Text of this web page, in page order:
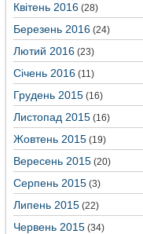
Квітень 2016 (28)
Березень 2016 (24)
Лютий 2016 (23)
Січень 2016 (11)
Грудень 2015 (16)
Листопад 2015 (16)
Жовтень 2015 (19)
Вересень 2015 (20)
Серпень 2015 (3)
Липень 2015 (22)
Червень 2015 (34)